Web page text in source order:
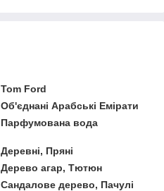
Tom Ford
Об'єднані Арабські Емірати
Парфумована вода
Деревні, Пряні
Дерево агар, Тютюн
Сандалове дерево, Пачулі